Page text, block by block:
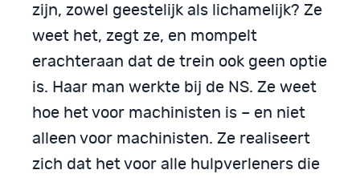
zijn, zowel geestelijk als lichamelijk? Ze
weet het, zegt ze, en mompelt
erachteraan dat de trein ook geen optie
is. Haar man werkte bij de NS. Ze weet
hoe het voor machinisten is – en niet
alleen voor machinisten. Ze realiseert
zich dat het voor alle hulpverleners die